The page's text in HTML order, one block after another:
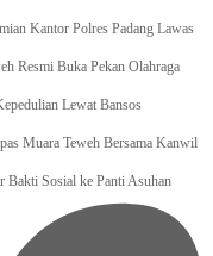
Kantor Polres Padang Lawas
Resmi Buka Pekan Olahraga
Lewat Bansos
Muara Teweh Bersama Kanwil
Bakti Sosial ke Panti Asuhan